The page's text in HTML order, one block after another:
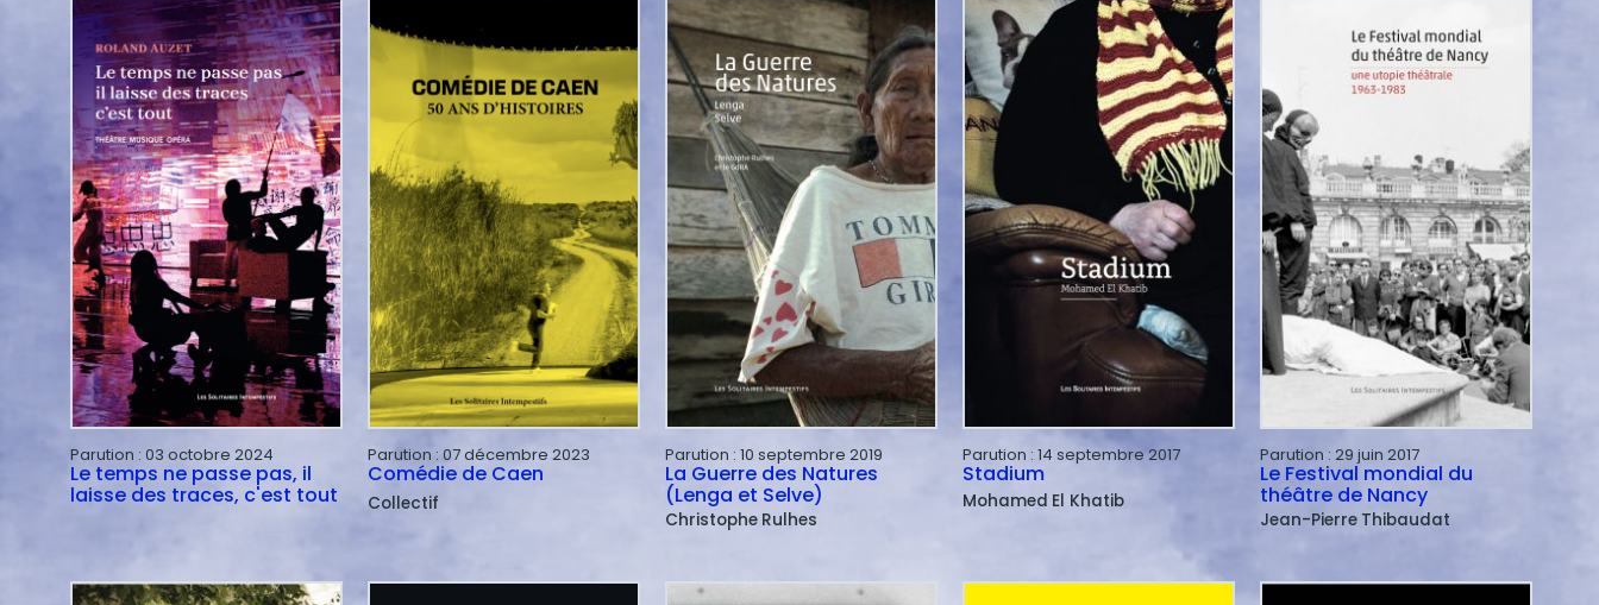
Parution : 03 octobre 2024
Le temps ne passe pas, il
laisse des traces, c'est tout
Parution : 07 décembre 2023
Comédie de Caen
Collectif
Parution : 10 septembre 2019
La Guerre des Natures
(Lenga et Selve)
Christophe Rulhes
Parution : 14 septembre 2017
Stadium
Mohamed El Khatib
Parution : 29 juin 2017
Le Festival mondial du
théâtre de Nancy
Jean-Pierre Thibaudat